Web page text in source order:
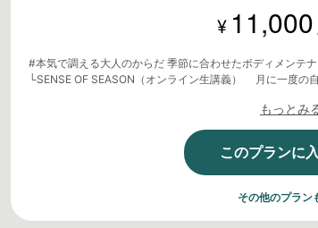
¥ 11,000
#本気で調える大人のからだ 季節に合わせたボディメンテ
└SENSE OF SEASON（オンライン生講義） 月に一度の自己点検 植物療法、薬膳・漢方学による季節の養
ウンセリング(申込抽選制、人数限定) ・健康相談 (会員向けサイト内) ・特別講師による講義のアーカイブ視
もっとみ
このプランに
その他のプラン